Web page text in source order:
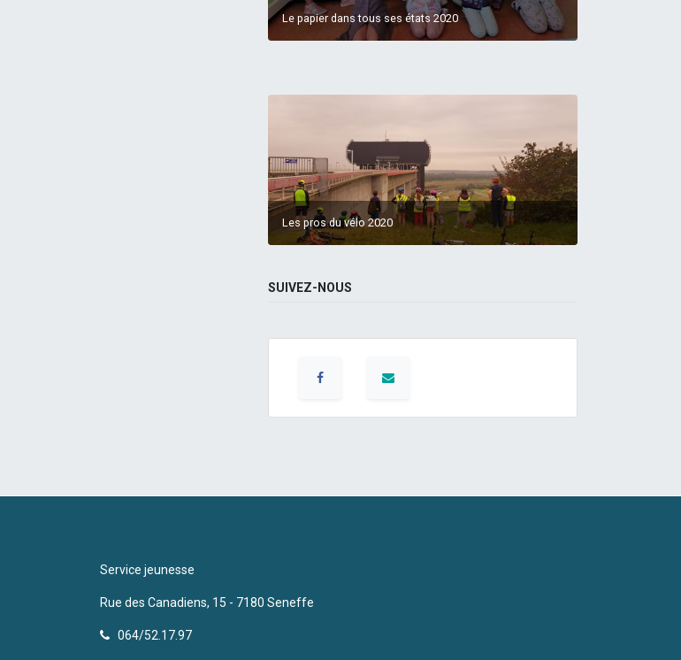
Le papier dans tous ses états 2020
Les pros du vélo 2020
SUIVEZ-NOUS
Service jeunesse
Rue des Canadiens, 15 - 7180 Seneffe
064/52.17.97